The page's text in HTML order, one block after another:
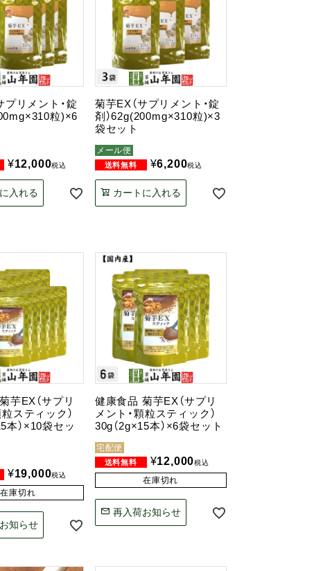
プリメント・錠
粒)×6
¥12,000税込
入れる
菊芋EX（サプリメント・錠
剤）62g(200mg×310粒)×3
袋セット
メール便
¥6,200税込
カートに入れる
芋EX（サプリ
粒スティック）
本）×10袋セッ
¥19,000税込
在庫切れ
知らせ
健康食品 菊芋EX（サプリ
メント・顆粒スティック）
30g（2g×15本）×6袋セット
宅配便
¥12,000税込
在庫切れ
再入荷お知らせ